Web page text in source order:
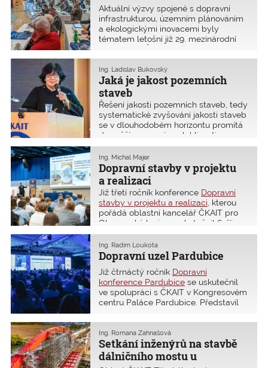
zákona v praxi.
Aktuální výzvy spojené s dopravní
infrastrukturou, územním plánováním
a ekologickými inovacemi byly
tématem letošní již 29. mezinárodní
konference ČKAIT „Městské
inženýrství Karlovarsko 2025“. Program
obsahoval zajímavé zkušenosti
s řešením krizových situací a odborné
příspěvky uznávaných přednášejících.
Velkým přínosem této konference
bylo také setkání odborníků
a přeshraniční výměna odborných
informací.
Jaká je jakost pozemních
staveb
Ing. Ladislav Bukovský
Řešení jakosti pozemních staveb, tedy
systematické zvyšování jakosti staveb
se v dlouhodobém horizontu promítá
do vyšší provozní spolehlivosti
a nižších provozních nákladů.
Problematika navrhování a provádění
staveb, včetně obsahu zadávací
dokumentace staveb pro veřejné
zakázky, aktuální problémy související
s novým stavebním zákonem a jeho
prováděcími vyhláškami, je trvalým
a zásadním tématem ČKAIT, který se
konferenci Jakost pozemních staveb.
Celkem zde přednášelo více než
30 předních odborníků.
Dopravní stavby v projektu
a realizaci
Ing. Michal Majer
Již třetí ročník konference Dopravní
stavby v projektu a realizaci, kterou
pořádá oblastní kancelář ČKAIT pro
Olomoucký kraj, se uskutečnil 6. října
2025. Letošní novinkou bylo rozšíření
záběru konference o železniční
stavby. Duální souběh přednášek pro
silničáře a železničáře ve dvou sálech
umožnil účastníkům průběžně volit
témata podle svých preferencí. Do
Olomouce přijelo 243 účastníků, kteří
konferenci hodnotili jako velmi
Dopravní uzel Pardubice
Ing. Radim Loukota
Již čtrnáctý ročník Dopravní
konference Pardubice se uskutečnil
ve spolupráci s ČKAIT v Kongresovém
centru Paláce Pardubice. Představil
nacházejí v Pardubickém kraji a tvoří
dopravní tepny celorepublikového
významu. Již tradičně se zde setkávají
představitelé Ministerstva dopravy,
Státního fondu dopravní infrastruktury,
Setkání inženýrů na stavbě
dálničního mostu u
Ing. Romana Zahnašová